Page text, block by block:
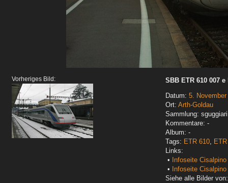
Vorheriges Bild:
SBB ETR 610 007 e
Datum: 5. November
Ort: Arth-Goldau
Sammlung:
Kommentare: -
Album: -
Tags: ETR 610,
Links:
•
Infoseite
•
Infoseite
Siehe alle Bilder von: